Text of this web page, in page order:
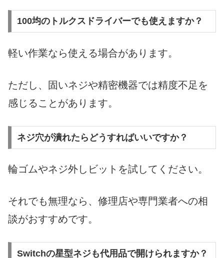
100均のトルクスドライバーでも使えますか？
軽い作業なら使える場合があります。
ただし、固いネジや精密機器では精度不足を
感じることがあります。
ネジ穴が潰れたらどうすればいいですか？
輪ゴムやネジ外しビットを試してください。
それでも無理なら、修理店や専門業者への相
談がおすすめです。
Switchの星型ネジも代用品で開けられますか？